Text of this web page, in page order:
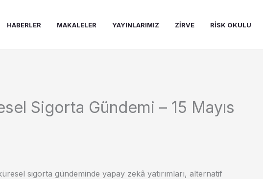
HABERLER MAKALELER YAYINLARIMIZ ZIRVE RISK OKULU
Sigorta Gündemi – 15 Mayıs
sigorta gündeminde yapay zekâ yatırımları, alternatif